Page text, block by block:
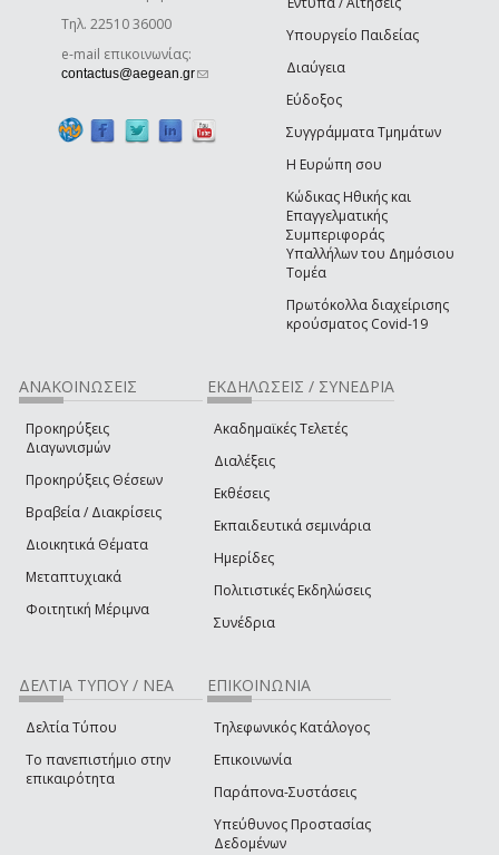
Τηλ. 22510 36000
e-mail επικοινωνίας:
contactus@aegean.gr(link sends e-mail)
Υπουργείο Παιδείας
Διαύγεια
Εύδοξος
Συγγράμματα Τμημάτων
Η Ευρώπη σου
Κώδικας Ηθικής και
Επαγγελματικής
Συμπεριφοράς
Υπαλλήλων του Δημόσιου
Τομέα
Πρωτόκολλα διαχείρισης
κρούσματος Covid-19
ΑΝΑΚΟΙΝΩΣΕΙΣ
Προκηρύξεις
Διαγωνισμών
Προκηρύξεις Θέσεων
Βραβεία / Διακρίσεις
Διοικητικά Θέματα
Μεταπτυχιακά
Φοιτητική Μέριμνα
ΕΚΔΗΛΩΣΕΙΣ / ΣΥΝΕΔΡΙΑ
Ακαδημαϊκές Τελετές
Διαλέξεις
Εκθέσεις
Εκπαιδευτικά σεμινάρια
Ημερίδες
Πολιτιστικές Εκδηλώσεις
Συνέδρια
ΔΕΛΤΙΑ ΤΥΠΟΥ / ΝΕΑ
Δελτία Τύπου
Το πανεπιστήμιο στην
επικαιρότητα
ΕΠΙΚΟΙΝΩΝΙΑ
Τηλεφωνικός Κατάλογος
Επικοινωνία
Παράπονα-Συστάσεις
Υπεύθυνος Προστασίας
Δεδομένων